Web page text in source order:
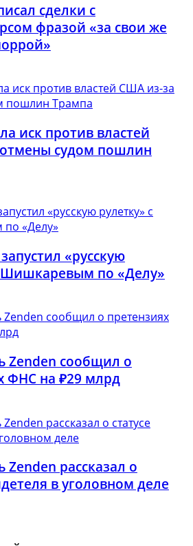
сделки с
фразой «за свои же
иск против властей
судом пошлин
«русскую
Шишкаревым по «Делу»
Zenden сообщил о
ФНС на ₽29 млрд
Zenden рассказал о
в уголовном деле